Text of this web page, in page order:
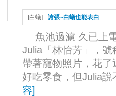
[白蟻] 誇張~白蟻也能表白
魚池過濾 久已上
Julia「林怡芳」，
帶著寵物照片，花
好吃零食，但Julia說
容]